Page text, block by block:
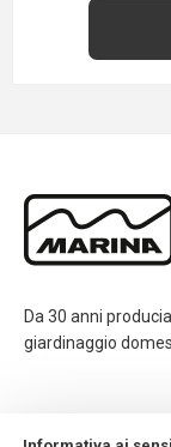
Da 30 anni
giardinaggio